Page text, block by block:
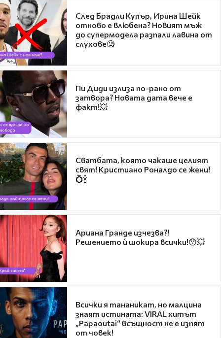
След Брадли Купър, Ирина Шейк
отново е влюбена? Новият мъж
до супермодела разпали лавина от
слухове🧐
Пи Диди излиза по-рано от
затвора? Новата дата вече е
факт!💥
Сватбата, която чакаше целият
свят! Кристиано Роналдо се жени!
💍🍾
Ариана Гранде изчезва?!
Решението ѝ шокира всички!😯💥
Всички я тананикат, но малцина
знаят истината: VIRAL хитът
„Papaoutai“ всъщност не е изпят
от човек!